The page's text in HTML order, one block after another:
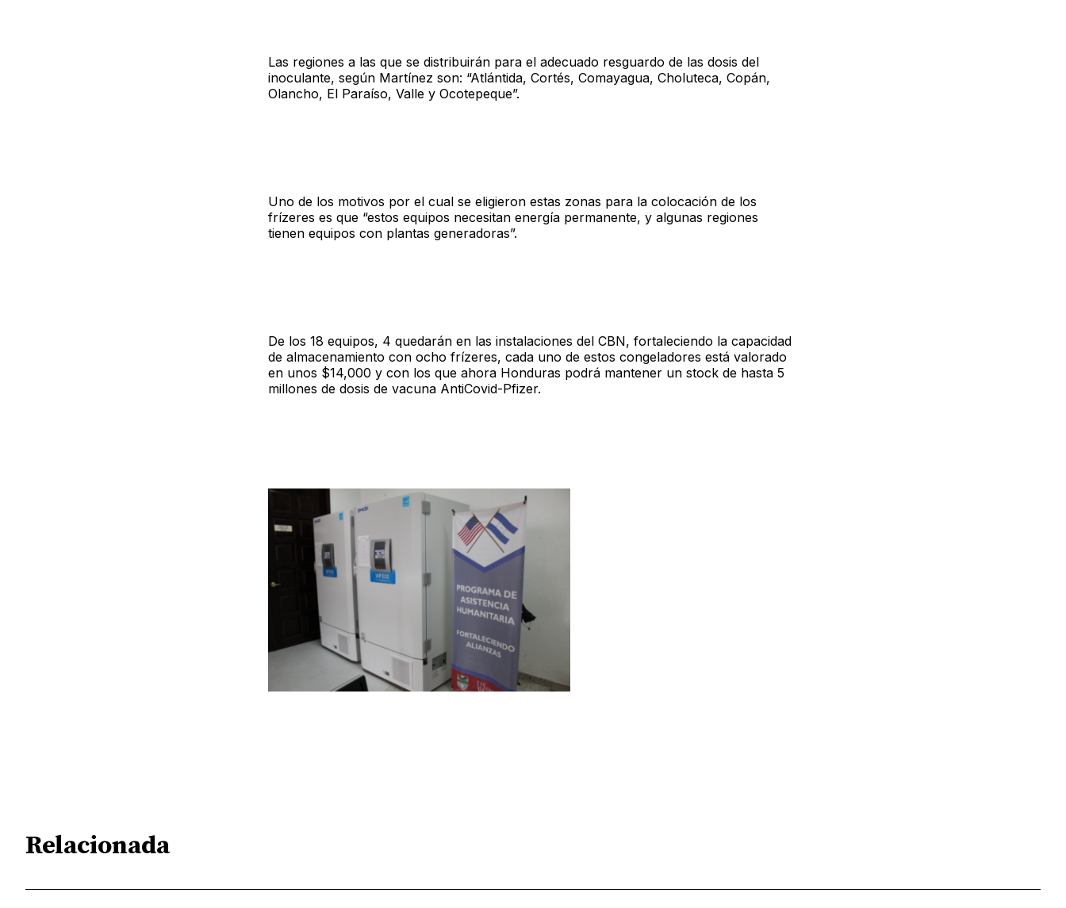
Las regiones a las que se distribuirán para el adecuado resguardo de las dosis del
inoculante, según Martínez son: “Atlántida, Cortés, Comayagua, Choluteca, Copán,
Olancho, El Paraíso, Valle y Ocotepeque”.
Uno de los motivos por el cual se eligieron estas zonas para la colocación de los
frízeres es que “estos equipos necesitan energía permanente, y algunas regiones
tienen equipos con plantas generadoras”.
De los 18 equipos, 4 quedarán en las instalaciones del CBN, fortaleciendo la capacidad
de almacenamiento con ocho frízeres, cada uno de estos congeladores está valorado
en unos $14,000 y con los que ahora Honduras podrá mantener un stock de hasta 5
millones de dosis de vacuna AntiCovid-Pfizer.
Relacionada